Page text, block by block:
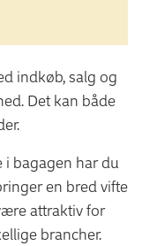
indkøb, salg og
Det kan både
bagagen har du
en bred vifte
attraktiv for
brancher.